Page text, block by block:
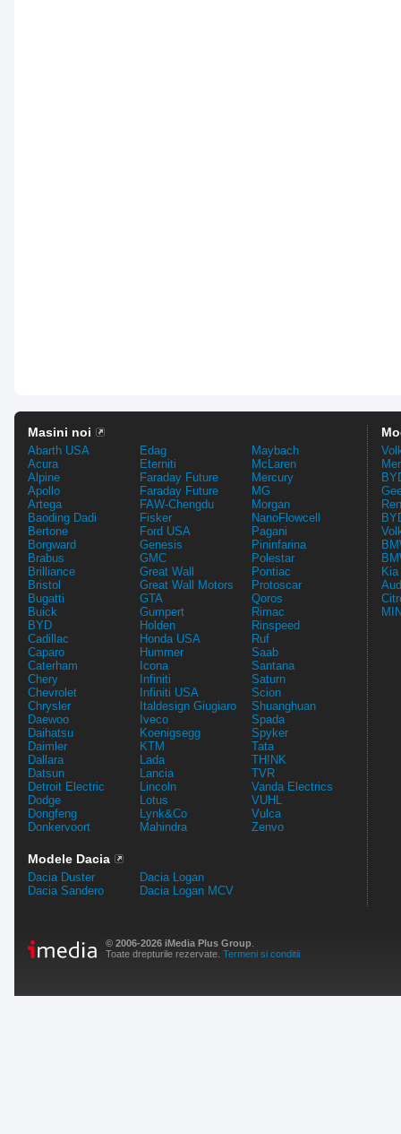
Masini noi
Abarth USA
Acura
Alpine
Apollo
Artega
Baoding Dadi
Bertone
Borgward
Brabus
Brilliance
Bristol
Bugatti
Buick
BYD
Cadillac
Caparo
Caterham
Chery
Chevrolet
Chrysler
Daewoo
Daihatsu
Daimler
Dallara
Datsun
Detroit Electric
Dodge
Dongfeng
Donkervoort
Edag
Eterniti
Faraday Future
Faraday Future
FAW-Chengdu
Fisker
Ford USA
Genesis
GMC
Great Wall
Great Wall Motors
GTA
Gumpert
Holden
Honda USA
Hummer
Icona
Infiniti
Infiniti USA
Italdesign Giugiaro
Iveco
Koenigsegg
KTM
Lada
Lancia
Lincoln
Lotus
Lynk&Co
Mahindra
Maybach
McLaren
Mercury
MG
Morgan
NanoFlowcell
Pagani
Pininfarina
Polestar
Pontiac
Protoscar
Qoros
Rimac
Rinspeed
Ruf
Saab
Santana
Saturn
Scion
Shuanghuan
Spada
Spyker
Tata
TH!NK
TVR
Vanda Electrics
VUHL
Vulca
Zenvo
Modele Dacia
Dacia Duster
Dacia Sandero
Dacia Logan
Dacia Logan MCV
© 2006-2026 iMedia Plus Group
Toate drepturile rezervate. Termeni si conditii